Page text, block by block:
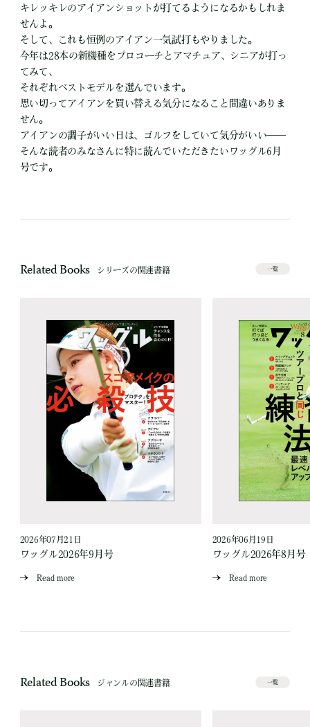
キレッキレのアイアンショットが打てるようになるかもしれま
せんよ。
そして、これも恒例のアイアン一気試打もやりました。
今年は28本の新機種をプロコーチとアマチュア、シニアが打っ
てみて、
それぞれベストモデルを選んでいます。
思い切ってアイアンを買い替える気分になること間違いありま
せん。
アイアンの調子がいい日は、ゴルフをしていて気分がいい――
そんな読者のみなさんに特に読んでいただきたいワッグル6月
号です。
Related Books シリーズの関連書籍 一覧
2026年07月21日
ワッグル2026年9月号
Read more
2026年06月19日
ワッグル2026年8月号
Read more
Related Books ジャンルの関連書籍 一覧